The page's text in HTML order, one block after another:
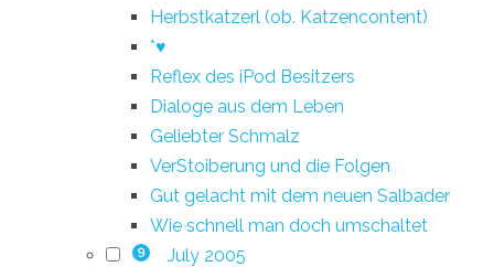
Herbstkatzerl (ob. Katzencontent)
*♥
Reflex des iPod Besitzers
Dialoge aus dem Leben
Geliebter Schmalz
VerStoiberung und die Folgen
Gut gelacht mit dem neuen Salbader
Wie schnell man doch umschaltet
9 July 2005